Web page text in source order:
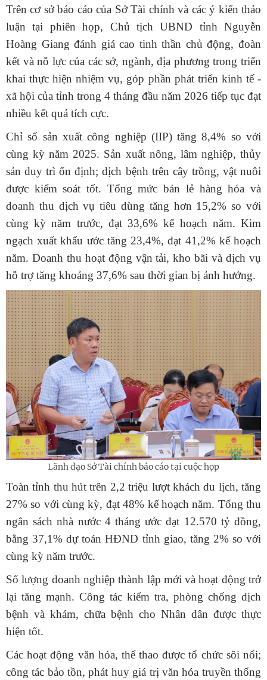
Trên cơ sở báo cáo của Sở Tài chính và các ý kiến thảo
luận tại phiên họp, Chủ tịch UBND tỉnh Nguyễn
Hoàng Giang đánh giá cao tinh thần chủ động, đoàn
kết và nỗ lực của các sở, ngành, địa phương trong triển
khai thực hiện nhiệm vụ, góp phần phát triển kinh tế -
xã hội của tỉnh trong 4 tháng đầu năm 2026 tiếp tục đạt
nhiều kết quả tích cực.
Chỉ số sản xuất công nghiệp (IIP) tăng 8,4% so với
cùng kỳ năm 2025. Sản xuất nông, lâm nghiệp, thủy
sản duy trì ổn định; dịch bệnh trên cây trồng, vật nuôi
được kiểm soát tốt. Tổng mức bán lẻ hàng hóa và
doanh thu dịch vụ tiêu dùng tăng hơn 15,2% so với
cùng kỳ năm trước, đạt 33,6% kế hoạch năm. Kim
ngạch xuất khẩu ước tăng 23,4%, đạt 41,2% kế hoạch
năm. Doanh thu hoạt động vận tải, kho bãi và dịch vụ
hỗ trợ tăng khoảng 37,6% sau thời gian bị ảnh hưởng.
Lãnh đạo Sở Tài chính báo cáo tại cuộc họp
Toàn tỉnh thu hút trên 2,2 triệu lượt khách du lịch, tăng
27% so với cùng kỳ, đạt 48% kế hoạch năm. Tổng thu
ngân sách nhà nước 4 tháng ước đạt 12.570 tỷ đồng,
bằng 37,1% dự toán HĐND tỉnh giao, tăng 2% so với
cùng kỳ năm trước.
Số lượng doanh nghiệp thành lập mới và hoạt động trở
lại tăng mạnh. Công tác kiểm tra, phòng chống dịch
bệnh và khám, chữa bệnh cho Nhân dân được thực
hiện tốt.
Các hoạt động văn hóa, thể thao được tổ chức sôi nổi;
công tác bảo tồn, phát huy giá trị văn hóa truyền thống